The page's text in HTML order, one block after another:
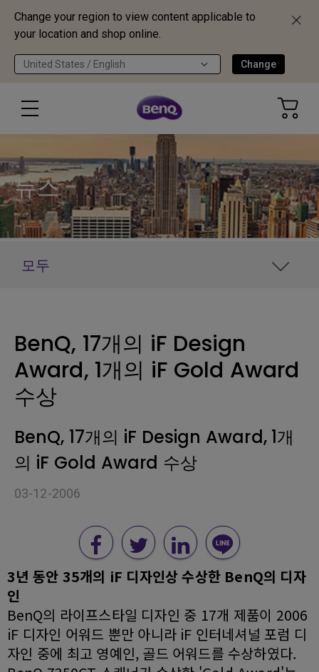
Change your region to view content applicable to
your location and shop online.
United States / English Change
뉴스
모두
BenQ, 17개의 iF Design
Award, 1개의 iF Gold Award
수상
BenQ, 17개의 iF Design Award, 1개
의 iF Gold Award 수상
03-12-2006
3년 동안 35개의 iF 디자인상 수상한 BenQ의 디자
인
BenQ의 라이프스타일 디자인 중 17개 제품이 2006
iF 디자인 어워드 뿐만 아니라 iF 인터네셔널 포럼 디
자인 중에 최고 영예인, 골드 어워드를 수상하였다.